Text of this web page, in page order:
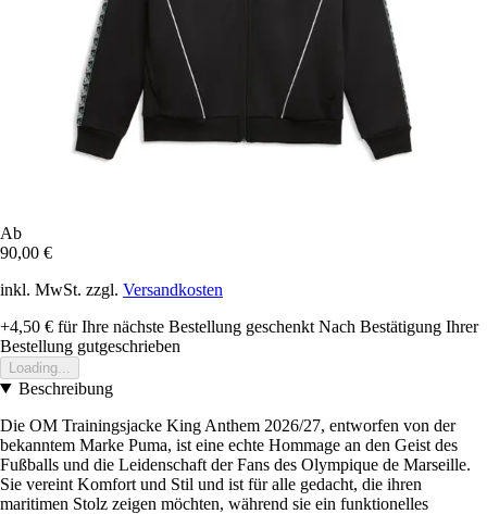
Ab
90,00 €
inkl. MwSt. zzgl. Versandkosten
+4,50 € für Ihre nächste Bestellung geschenkt Nach Bestätigung Ihrer
Bestellung gutgeschrieben
Loading...
Beschreibung
Die OM Trainingsjacke King Anthem 2026/27, entworfen von der
bekanntem Marke Puma, ist eine echte Hommage an den Geist des
Fußballs und die Leidenschaft der Fans des Olympique de Marseille.
Sie vereint Komfort und Stil und ist für alle gedacht, die ihren
maritimen Stolz zeigen möchten, während sie ein funktionelles